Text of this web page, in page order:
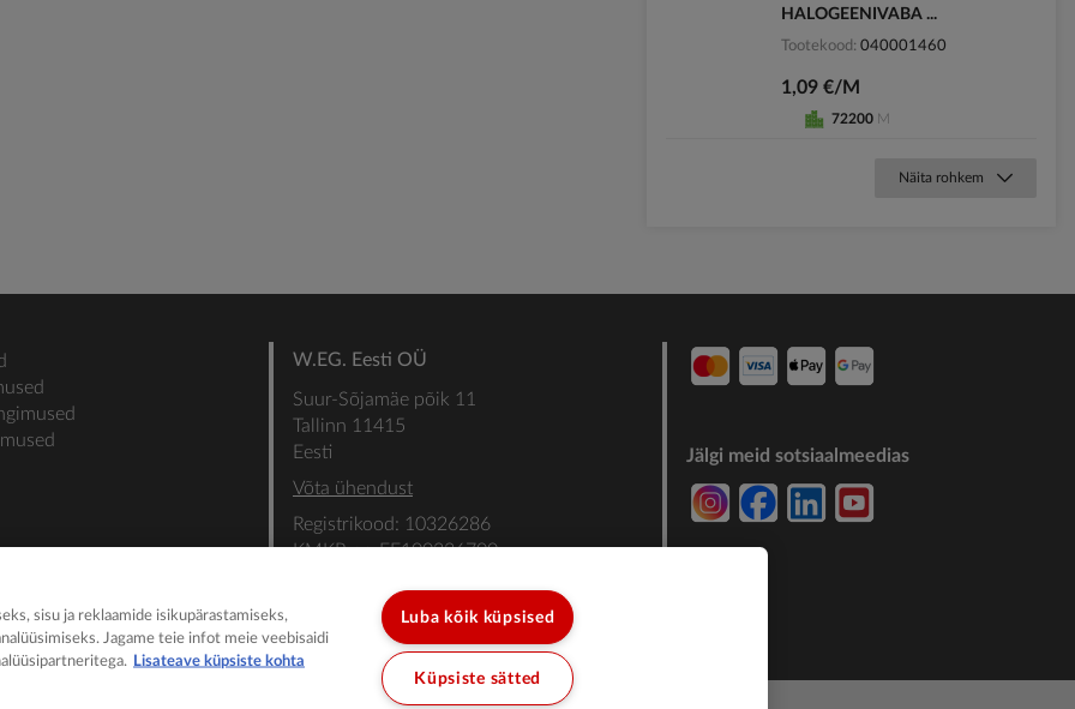
HALOGEENIVABA ...
Tootekood 040001460
1,09 €/M
72200 M
Näita rohkem
W.EG. Eesti OÜ
Suur-Sõjamäe põik 11
Tallinn 11415
Eesti
Võta ühendust
Registrikood: 10326286
KMKR nr: EE100336700
SWIFT: EEUHEE2X
Jälgi meid sotsiaalmeedias
sisu ja reklaamide isikupärastamiseks,
Jagame teie infot meie veebisaidi
Lisateave küpsiste kohta
Luba kõik küpsised
Küpsiste sätted